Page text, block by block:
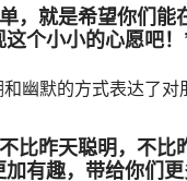
，就是希望你们
个小小的心愿吧！
幽默的方式表达了
比昨天聪明，不
有趣，带给你们